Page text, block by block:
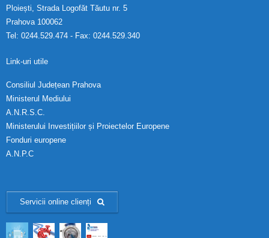
Ploiești, Strada Logofăt Tăutu nr. 5
Prahova 100062
Tel: 0244.529.474 - Fax: 0244.529.340
Link-uri utile
Consiliul Județean Prahova
Ministerul Mediului
A.N.R.S.C.
Ministerului Investițiilor și Proiectelor Europene
Fonduri europene
A.N.P.C
Servicii online clienți